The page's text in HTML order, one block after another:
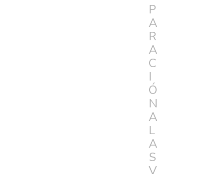
P
A
R
A
C
I
Ó
N
A
L
A
S
V